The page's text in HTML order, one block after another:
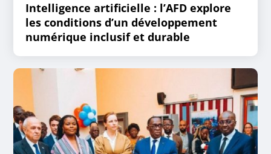
Intelligence artificielle : l’AFD explore
les conditions d’un développement
numérique inclusif et durable